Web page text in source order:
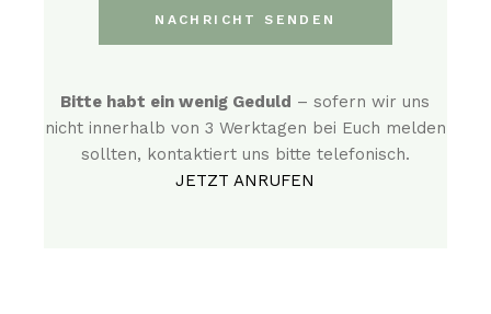
NACHRICHT SENDEN
Bitte habt ein wenig Geduld – sofern wir uns
nicht innerhalb von 3 Werktagen bei Euch melden
sollten, kontaktiert uns bitte telefonisch.
JETZT ANRUFEN